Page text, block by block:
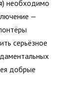
необходимо
—
серьёзное
добрые